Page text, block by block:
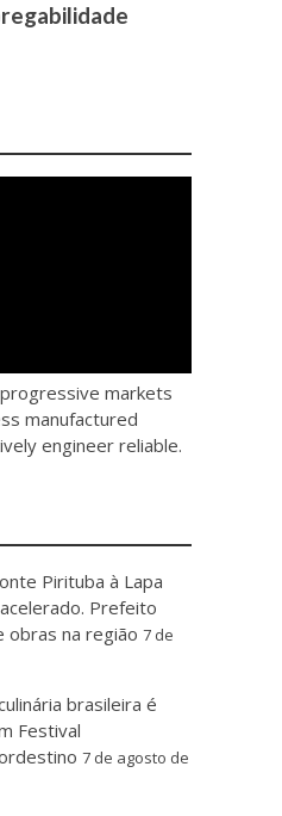
markets
manufactured
engineer reliable.
Pirituba à Lapa
Prefeito
obras na região 7 de
brasileira é
Festival
7 de agosto de